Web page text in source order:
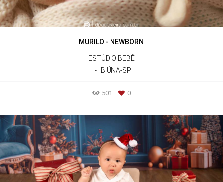
MURILO - NEWBORN
ESTÚDIO BEBÊ
IBIÚNA-SP
501 0